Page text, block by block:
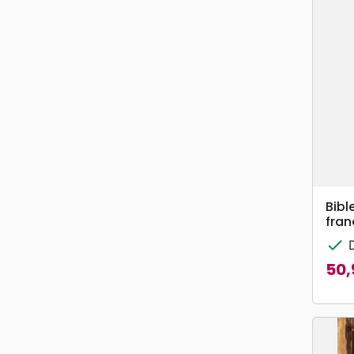
check
Prix